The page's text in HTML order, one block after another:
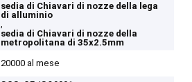
sedia di Chiavari di nozze della lega
di alluminio
,
sedia di Chiavari di nozze della
metropolitana di 35x2.5mm
20000 al mese